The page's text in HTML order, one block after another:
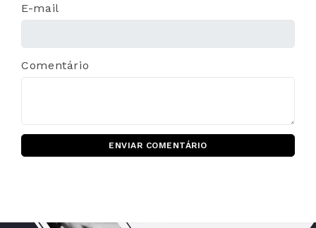
E-mail
Comentário
ENVIAR COMENTÁRIO